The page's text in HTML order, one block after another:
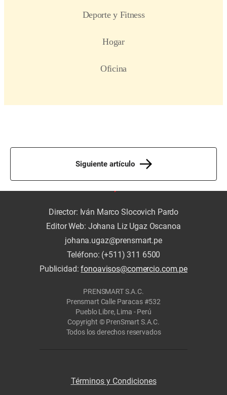
Siguiente artículo
Director: Iván Marco Slocovich Pardo
Editor Web: Johana Liz Ugaz Oscanoa
johana.ugaz@prensmart.pe
Teléfono: (+511) 311 6500
Publicidad:fonoavisos@comercio.com.pe
PRENSMART S.A.C.
Prensmart Calle Paracas #532
Pueblo Libre, Lima - Perú
Copyright © PrenSmart S.A.C.
Todos los derechos reservados
Términos y Condiciones